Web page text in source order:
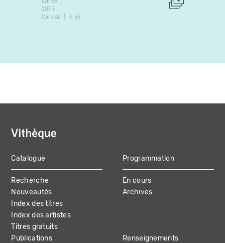
2005
Canada
4:55
MAIN
NAVIGATION
Catalogue
Recherche
Nouveautés
Index des titres
Index des artistes
Titres gratuits
Programmation
En cours
Archives
Publications Renseignements